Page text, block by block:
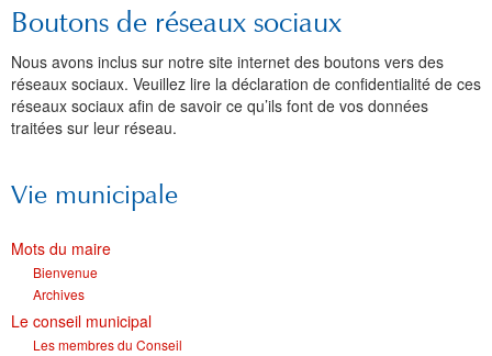
Boutons de réseaux sociaux
Nous avons inclus sur notre site internet des boutons vers des
réseaux sociaux. Veuillez lire la déclaration de confidentialité de ces
réseaux sociaux afin de savoir ce qu’ils font de vos données
traitées sur leur réseau.
Vie municipale
Mots du maire
Bienvenue
Archives
Le conseil municipal
Les membres du Conseil